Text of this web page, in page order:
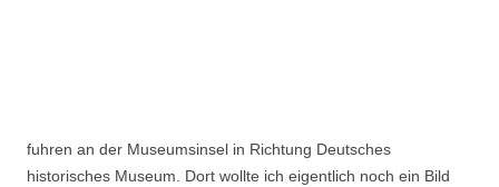
fuhren an der Museumsinsel in Richtung Deutsches
historisches Museum. Dort wollte ich eigentlich noch ein Bild